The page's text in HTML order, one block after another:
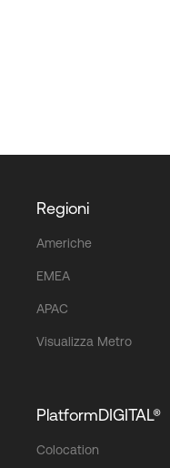
Regioni
Americhe
EMEA
APAC
Visualizza Metro
PlatformDIGITAL®
Colocation